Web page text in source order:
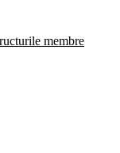
membre